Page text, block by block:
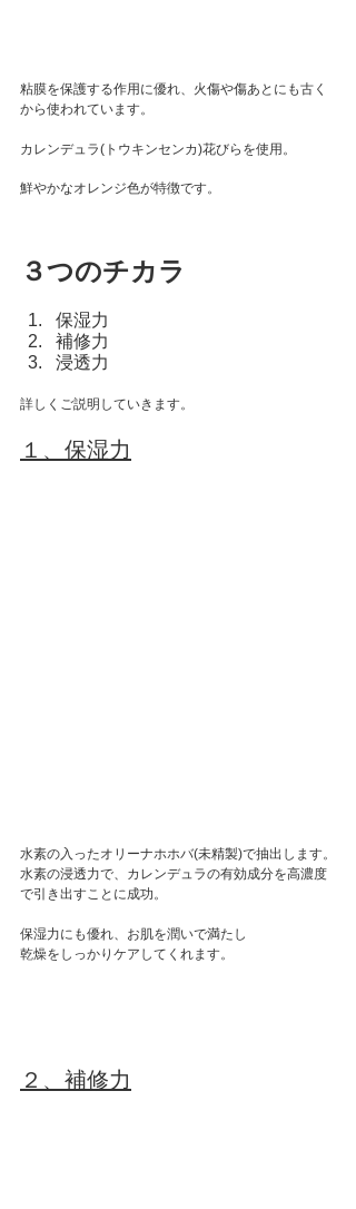
粘膜を保護する作用に優れ、火傷や傷あとにも古く
から使われています。
カレンデュラ(トウキンセンカ)花びらを使用。
鮮やかなオレンジ色が特徴です。
３つのチカラ
保湿力
補修力
浸透力
詳しくご説明していきます。
１、保湿力
水素の入ったオリーナホホバ(未精製)で抽出します。
水素の浸透力で、カレンデュラの有効成分を高濃度
で引き出すことに成功。
保湿力にも優れ、お肌を潤いで満たし
乾燥をしっかりケアしてくれます。
２、補修力